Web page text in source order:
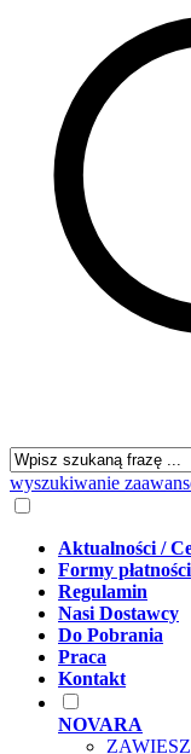
wyszukiwanie
Aktualności /
Formy płatności
Regulamin
Nasi Dostawcy
Do Pobrania
Praca
Kontakt
NOVARA